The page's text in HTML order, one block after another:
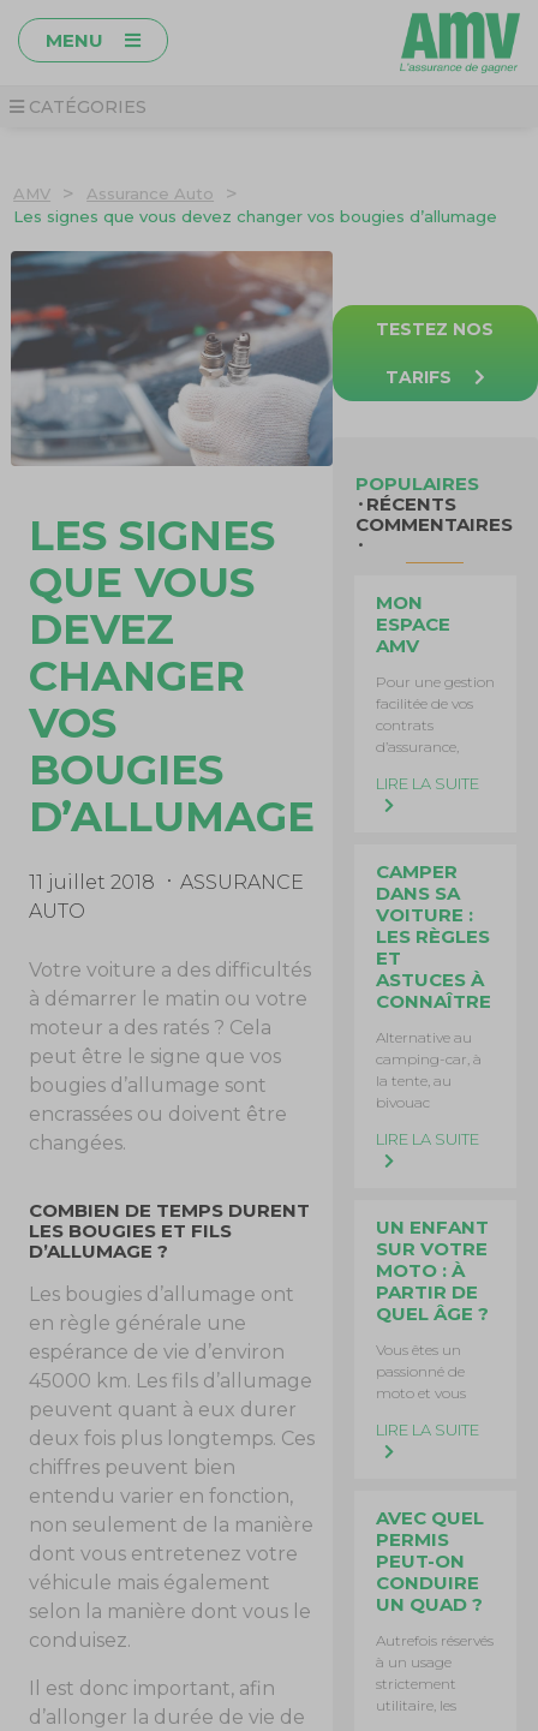
MENU
CATÉGORIES
AMV > Assurance Auto >
Les signes que vous devez changer vos bougies d’allumage
LES SIGNES
QUE VOUS
DEVEZ
CHANGER
VOS
BOUGIES
D’ALLUMAGE
11 juillet 2018
ASSURANCE
AUTO
Votre voiture a des difficultés
à démarrer le matin ou votre
moteur a des ratés ? Cela
peut être le signe que vos
bougies d’allumage sont
encrassées ou doivent être
changées.
COMBIEN DE TEMPS DURENT
LES BOUGIES ET FILS
D’ALLUMAGE ?
Les bougies d’allumage ont
en règle générale une
espérance de vie d’environ
45000 km. Les fils d’allumage
peuvent quant à eux durer
deux fois plus longtemps. Ces
chiffres peuvent bien
entendu varier en fonction,
non seulement de la manière
dont vous entretenez votre
véhicule mais également
selon la manière dont vous le
conduisez.
Il est donc important, afin
d’allonger la durée de vie de
TESTEZ NOS
TARIFS
POPULAIRES
RÉCENTS
COMMENTAIRES
MON
ESPACE
AMV
Pour une gestion
facilitée de vos
contrats
d’assurance,
LIRE LA SUITE
CAMPER
DANS SA
VOITURE :
LES RÈGLES
ET
ASTUCES À
CONNAÎTRE
Alternative au
camping-car, à
la tente, au
bivouac
LIRE LA SUITE
UN ENFANT
SUR VOTRE
MOTO : À
PARTIR DE
QUEL ÂGE ?
Vous êtes un
passionné de
moto et vous
LIRE LA SUITE
AVEC QUEL
PERMIS
PEUT-ON
CONDUIRE
UN QUAD ?
Autrefois réservés
à un usage
strictement
utilitaire, les